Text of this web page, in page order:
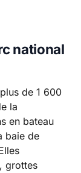
national
de 1 600
la
en bateau
baie de
grottes